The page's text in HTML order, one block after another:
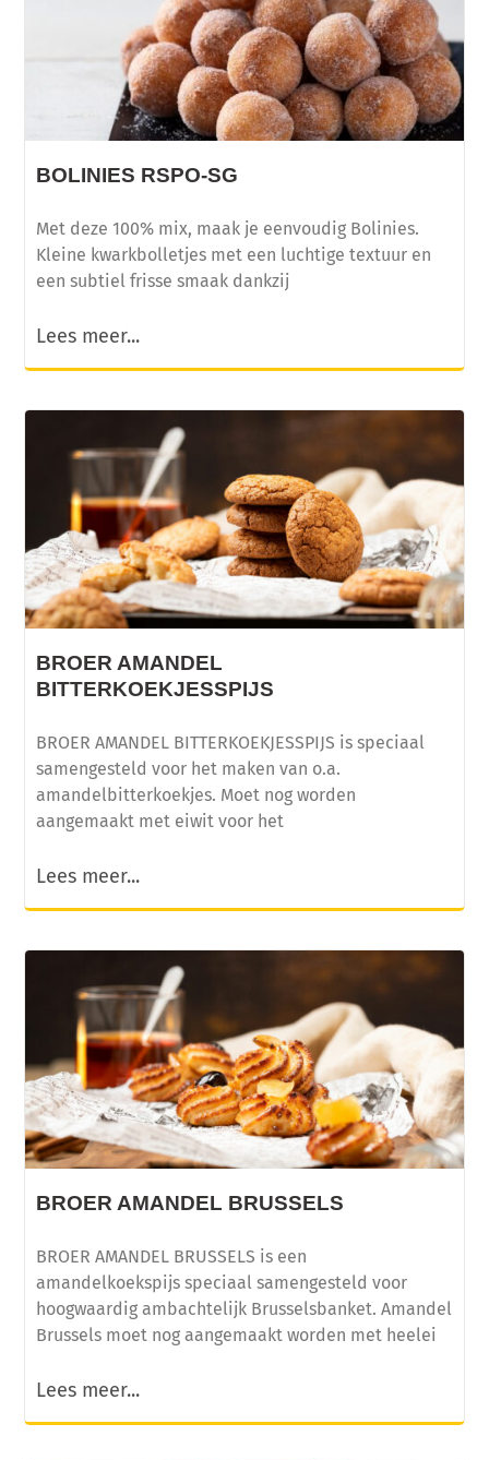
BOLINIES RSPO-SG
Met deze 100% mix, maak je eenvoudig Bolinies.
Kleine kwarkbolletjes met een luchtige textuur en
een subtiel frisse smaak dankzij
Lees meer...
BROER AMANDEL
BITTERKOEKJESSPIJS
BROER AMANDEL BITTERKOEKJESSPIJS is speciaal
samengesteld voor het maken van o.a.
amandelbitterkoekjes. Moet nog worden
aangemaakt met eiwit voor het
Lees meer...
BROER AMANDEL BRUSSELS
BROER AMANDEL BRUSSELS is een
amandelkoekspijs speciaal samengesteld voor
hoogwaardig ambachtelijk Brusselsbanket. Amandel
Brussels moet nog aangemaakt worden met heelei
Lees meer...